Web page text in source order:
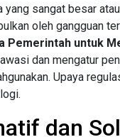
yang sangat besar
oleh gangguan
Pemerintah untuk
dan mengatur
Upaya
dan